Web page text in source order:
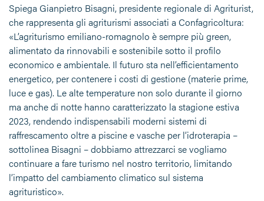
Spiega Gianpietro Bisagni, presidente regionale di Agriturist,
che rappresenta gli agriturismi associati a Confagricoltura:
«L’agriturismo emiliano-romagnolo è sempre più green,
alimentato da rinnovabili e sostenibile sotto il profilo
economico e ambientale. Il futuro sta nell’efficientamento
energetico, per contenere i costi di gestione (materie prime,
luce e gas). Le alte temperature non solo durante il giorno
ma anche di notte hanno caratterizzato la stagione estiva
2023, rendendo indispensabili moderni sistemi di
raffrescamento oltre a piscine e vasche per l’idroterapia –
sottolinea Bisagni – dobbiamo attrezzarci se vogliamo
continuare a fare turismo nel nostro territorio, limitando
l’impatto del cambiamento climatico sul sistema
agrituristico».